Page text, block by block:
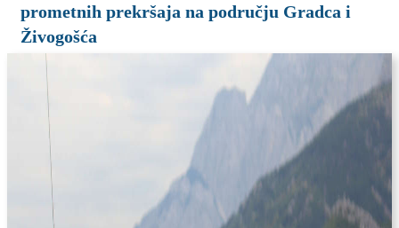
prometnih prekršaja na području Gradca i
Živogošća